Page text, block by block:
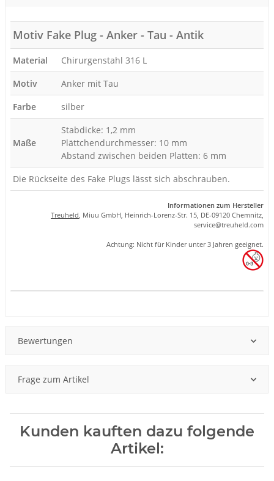
Motiv Fake Plug - Anker - Tau - Antik
Material
Chirurgenstahl 316 L
Motiv
Anker mit Tau
Farbe
silber
Maße
Stabdicke: 1,2 mm
Plättchendurchmesser: 10 mm
Abstand zwischen beiden Platten: 6 mm
Die Rückseite des Fake Plugs lässt sich abschrauben.
Informationen zum Hersteller
Treuheld, Miuu GmbH, Heinrich-Lorenz-Str. 15, DE-09120 Chemnitz,
service@treuheld.com
Achtung: Nicht für Kinder unter 3 Jahren geeignet.
Bewertungen
Frage zum Artikel
Kunden kauften dazu folgende
Artikel: